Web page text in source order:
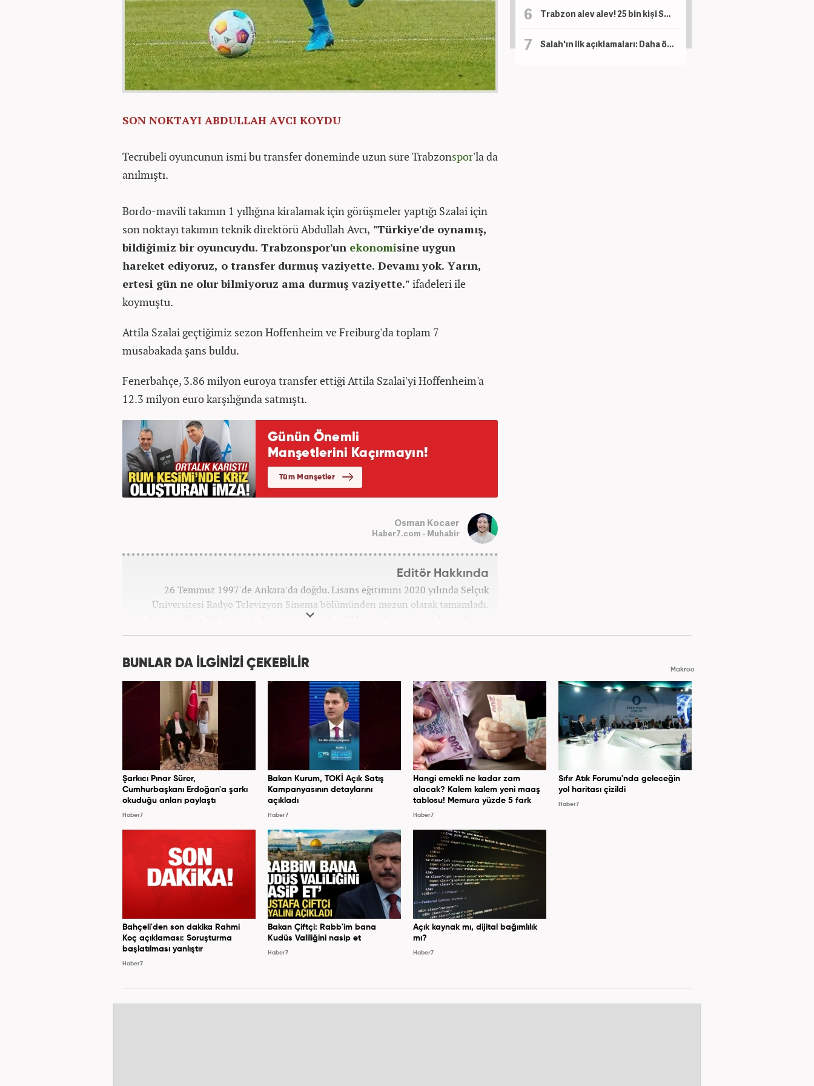
SON NOKTAYI ABDULLAH AVCI KOYDU
Tecrübeli oyuncunun ismi bu transfer döneminde uzun süre Trabzonspor'la da
anılmıştı.
Bordo-mavili takımın 1 yıllığına kiralamak için görüşmeler yaptığı Szalai için
son noktayı takımın teknik direktörü Abdullah Avcı, "Türkiye'de oynamış,
bildiğimiz bir oyuncuydu. Trabzonspor'un ekonomisine uygun
hareket ediyoruz, o transfer durmuş vaziyette. Devamı yok. Yarın,
ertesi gün ne olur bilmiyoruz ama durmuş vaziyette." ifadeleri ile
koymuştu.
Attila Szalai geçtiğimiz sezon Hoffenheim ve Freiburg'da toplam 7
müsabakada şans buldu.
Fenerbahçe, 3.86 milyon euroya transfer ettiği Attila Szalai'yi Hoffenheim'a
12.3 milyon euro karşılığında satmıştı.
Osman Kocaer
Haber7.com - Muhabir
Editör Hakkında
26 Temmuz 1997'de Ankara'da doğdu. Lisans eğitimini 2020 yılında Selçuk
Üniversitesi Radyo Televizyon Sinema bölümünden mezun olarak tamamladı.
Gazeteciliğe 2017 yılında Konya'da başladı. 2022'nin Haziran ayından itibaren
Haber7.com'da mesleki hayatına devam etmektedir.
Trabzon alev alev! 25 bin kişi Salah'ı karşıladı
Salah'ın ilk açıklamaları: Daha önce böyle bir şey görmedim
BUNLAR DA İLGİNİZİ ÇEKEBİLİR Makroo
Şarkıcı Pınar Sürer,
Cumhurbaşkanı Erdoğan'a şarkı
okuduğu anları paylaştı
Haber7
Bakan Kurum, TOKİ Açık Satış
Kampanyasının detaylarını
açıkladı
Haber7
Hangi emekli ne kadar zam
alacak? Kalem kalem yeni maaş
tablosu! Memura yüzde 5 fark
Haber7
Sıfır Atık Forumu'nda geleceğin
yol haritası çizildi
Haber7
Bahçeli'den son dakika Rahmi
Koç açıklaması: Soruşturma
başlatılması yanlıştır
Haber7
Bakan Çiftçi: Rabb'im bana
Kudüs Valiliğini nasip et
Haber7
Açık kaynak mı, dijital bağımlılık
mı?
Haber7